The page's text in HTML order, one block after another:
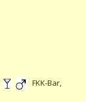
FKK-Bar,